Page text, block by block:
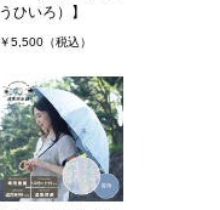
うひいろ）】
￥5,500（税込）